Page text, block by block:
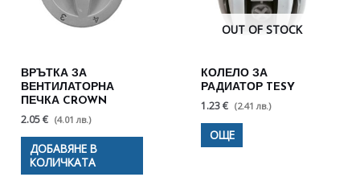
ВРЪТКА ЗА
ВЕНТИЛАТОРНА
ПЕЧКА CROWN
2.05 € (4.01 лв.)
ДОБАВЯНЕ В
КОЛИЧКАТА
OUT OF STOCK
КОЛЕЛО ЗА
РАДИАТОР TESY
1.23 € (2.41 лв.)
ОЩЕ